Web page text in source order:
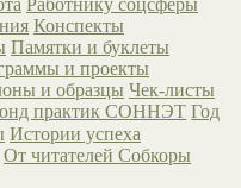
Работнику соцсферы
Конспекты
Памятки и буклеты
и проекты
и образцы Чек-листы
практик СОННЭТ Год
Истории успеха
От читателей Собкоры